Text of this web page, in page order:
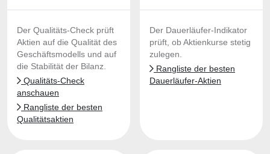
Der Qualitäts-Check prüft
Aktien auf die Qualität des
Geschäftsmodells und auf
die Stabilität der Bilanz.
Qualitäts-Check
anschauen
Rangliste der besten
Qualitätsaktien
Der Dauerläufer-Indikator
prüft, ob Aktienkurse stetig
zulegen.
Rangliste der besten
Dauerläufer-Aktien